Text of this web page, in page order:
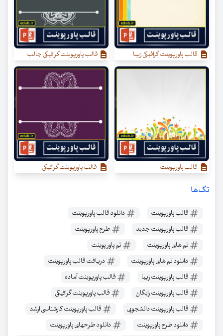
قالب پاورپوینت گرافیکی زیبا قالب پاورپوینت گرافیکی جالب
قالب پاورپوینت قالب پاورپوینت گرافیکی
تگ‌ها
قالب پاورپوینت
دانلود قالب پاورپوینت
قالب پاورپوینت جدید
طرح پاورپوینت
تم های پاورپوینت
تم پاور پوینت
دانلود تم های پاورپوینت
دریافت قالب پاورپوینت
قالب پاورپوینت زیبا
قالب پاورپوینت آماده
قالب پاورپوینت رایگان
قالب پاورپوینت گرافیکی
قالب پاورپوینت دانشجویی
قالب پاورپوینت کارشناسی ارشد
دانلود طرح پاورپوینت
دانلود طرحهای پاورپوینت